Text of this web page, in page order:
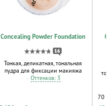
Concealing Powder Foundation
16
Тонкая, деликатная, тональная
пудра для фиксации макияжа
Оттенков: 3
70